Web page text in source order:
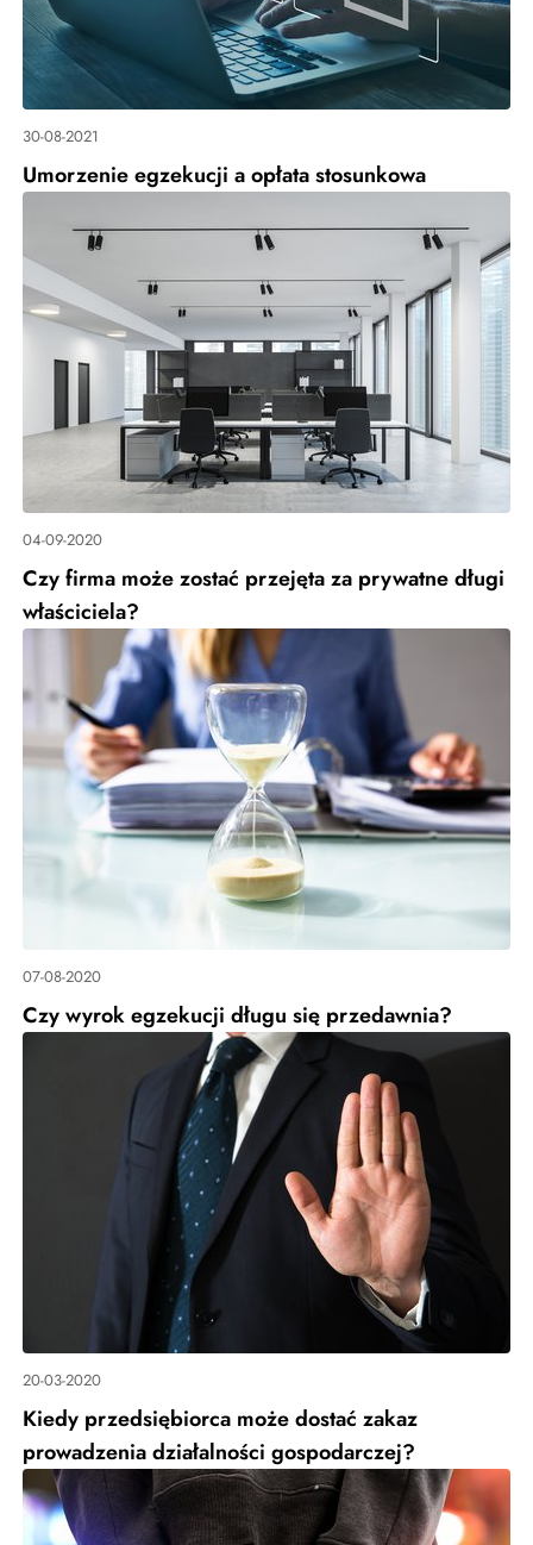
30-08-2021
Umorzenie egzekucji a opłata stosunkowa
04-09-2020
Czy firma może zostać przejęta za prywatne długi
właściciela?
07-08-2020
Czy wyrok egzekucji długu się przedawnia?
20-03-2020
Kiedy przedsiębiorca może dostać zakaz
prowadzenia działalności gospodarczej?